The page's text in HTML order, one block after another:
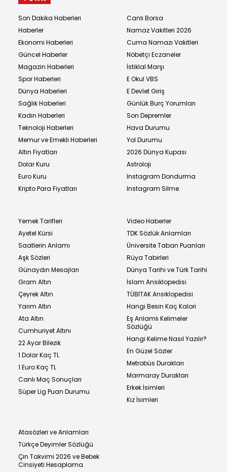
Son Dakika Haberleri
Haberler
Ekonomi Haberleri
Güncel Haberler
Magazin Haberleri
Spor Haberleri
Dünya Haberleri
Sağlık Haberleri
Kadın Haberleri
Teknoloji Haberleri
Memur ve Emekli Haberleri
Altın Fiyatları
Dolar Kuru
Euro Kuru
Kripto Para Fiyatları
Canlı Borsa
Namaz Vakitleri 2026
Cuma Namazı Vakitleri
Nöbetçi Eczaneler
İstiklal Marşı
E Okul VBS
E Devlet Giriş
Günlük Burç Yorumları
Son Depremler
Hava Durumu
Yol Durumu
2026 Dünya Kupası
Astroloji
Instagram Dondurma
Instagram Silme
Yemek Tarifleri
Ayetel Kürsi
Saatlerin Anlamı
Aşk Sözleri
Günaydın Mesajları
Gram Altın
Çeyrek Altın
Yarım Altın
Ata Altın
Cumhuriyet Altını
22 Ayar Bilezik
1 Dolar Kaç TL
1 Euro Kaç TL
Canlı Maç Sonuçları
Süper Lig Puan Durumu
Video Haberler
TDK Sözlük Anlamları
Üniversite Taban Puanları
Rüya Tabirleri
Dünya Tarihi ve Türk Tarihi
İslam Ansiklopedisi
TÜBİTAK Ansiklopedisi
Hangi Besin Kaç Kalori
Eş Anlamlı Kelimeler
Sözlüğü
Hangi Kelime Nasıl Yazılır?
En Güzel Sözler
Metrobüs Durakları
Marmaray Durakları
Erkek İsimleri
Kız İsimleri
Atasözleri ve Anlamları
Türkçe Deyimler Sözlüğü
Çin Takvimi 2026 ve Bebek
Cinsiyeti Hesaplama